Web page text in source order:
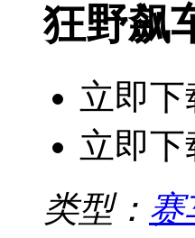
狂野飙
立即下
立即下
类型： 赛